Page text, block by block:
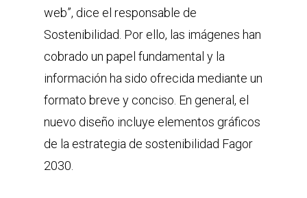
web”, dice el responsable de
Sostenibilidad. Por ello, las imágenes han
cobrado un papel fundamental y la
información ha sido ofrecida mediante un
formato breve y conciso. En general, el
nuevo diseño incluye elementos gráficos
de la estrategia de sostenibilidad Fagor
2030.